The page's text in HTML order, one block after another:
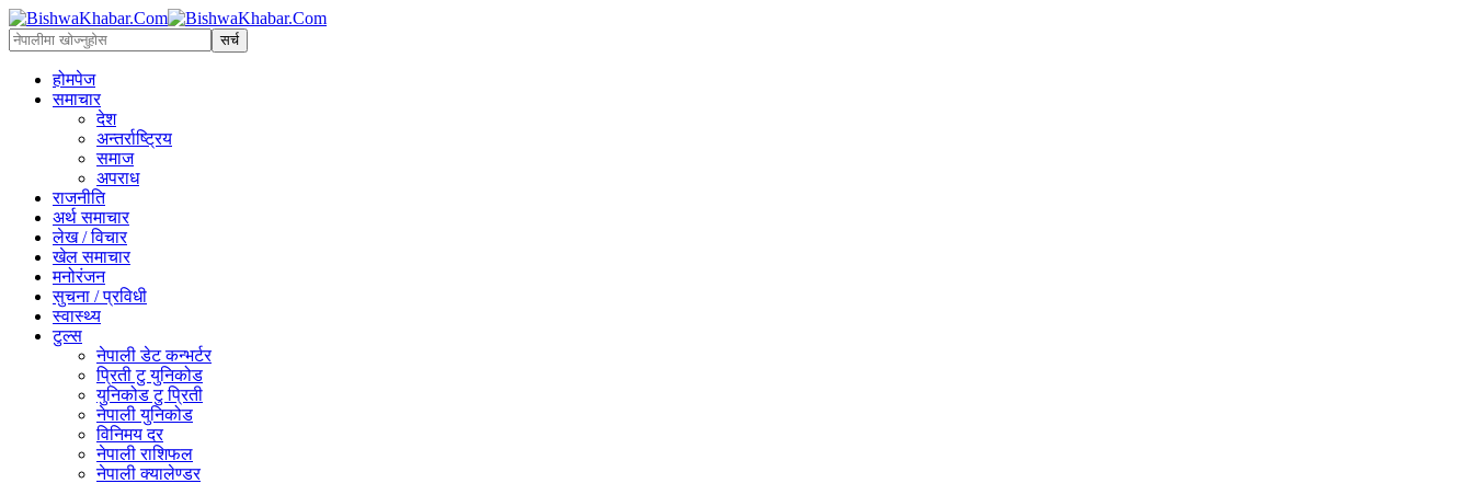
होमपेज
समाचार
देश
अन्तर्राष्ट्रिय
समाज
अपराध
राजनीति
अर्थ समाचार
लेख / विचार
खेल समाचार
मनोरंजन
सुचना / प्रविधी
स्वास्थ्य
टुल्स
नेपाली डेट कन्भर्टर
प्रिती टु युनिकोड
युनिकोड टु प्रिती
नेपाली युनिकोड
विनिमय दर
नेपाली राशिफल
नेपाली क्यालेण्डर